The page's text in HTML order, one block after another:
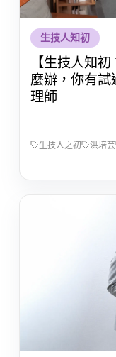
生技人知初
【生技人知
麼辦，你有試
理師
生技人之初 洪培芸